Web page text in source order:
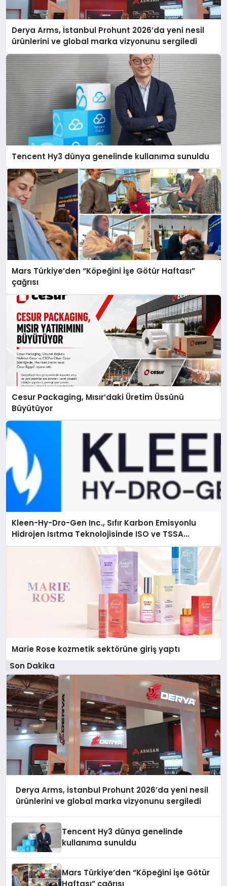
Derya Arms, İstanbul Prohunt 2026’da yeni nesil
ürünlerini ve global marka vizyonunu sergiledi
Tencent Hy3 dünya genelinde kullanıma sunuldu
Mars Türkiye’den “Köpeğini İşe Götür Haftası”
çağrısı
Cesur Packaging, Mısır’daki Üretim Üssünü
Büyütüyor
Kleen-Hy-Dro-Gen Inc., Sıfır Karbon Emisyonlu
Hidrojen Isıtma Teknolojisinde ISO ve TSSA
Düzenleyici Onaylarını Aldı
Marie Rose kozmetik sektörüne giriş yaptı
Son Dakika
Derya Arms, İstanbul Prohunt 2026’da yeni nesil
ürünlerini ve global marka vizyonunu sergiledi
Tencent Hy3 dünya genelinde
kullanıma sunuldu
Mars Türkiye’den “Köpeğini İşe Götür
Haftası” çağrısı